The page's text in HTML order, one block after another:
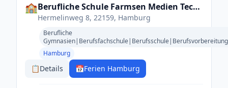
🏫 Berufliche Schule Farmsen Medien Technik
Hermelinweg 8, 22159, Hamburg
Berufliche
Hamburg
📋Details 📅Ferien Hamburg